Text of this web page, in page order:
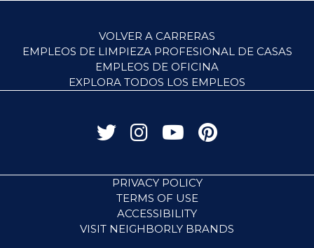
VOLVER A CARRERAS
EMPLEOS DE LIMPIEZA PROFESIONAL DE CASAS
EMPLEOS DE OFICINA
EXPLORA TODOS LOS EMPLEOS
PRIVACY POLICY
TERMS OF USE
ACCESSIBILITY
VISIT NEIGHBORLY BRANDS